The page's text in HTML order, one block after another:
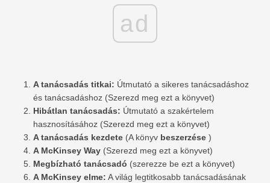
ad
A tanácsadás titkai: Útmutató a sikeres tanácsadáshoz
és tanácsadáshoz (Szerezd meg ezt a könyvet)
Hibátlan tanácsadás: Útmutató a szakértelem
hasznosításához (Szerezd meg ezt a könyvet)
A tanácsadás kezdete (A könyv beszerzése )
A McKinsey Way (Szerezd meg ezt a könyvet)
Megbízható tanácsadó (szerezze be ezt a könyvet)
A McKinsey elme: A világ legtitkosabb tanácsadásának